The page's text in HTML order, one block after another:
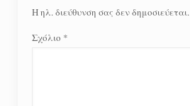
Η ηλ. διεύθυνση σας δεν δημοσιεύεται.
Σχόλιο *